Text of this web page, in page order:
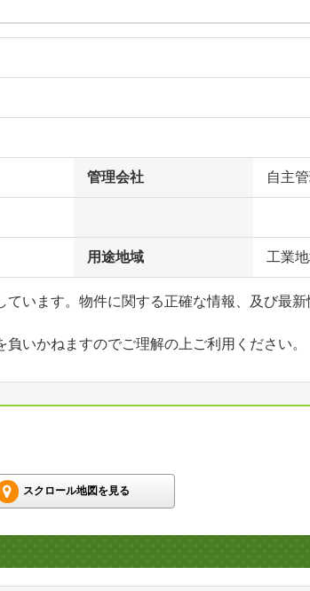
管理会社 自主
用途地域 工業
ています。物件に関する正確な情報、及び最
いかねますのでご理解の上ご利用ください。
スクロール地図を見る